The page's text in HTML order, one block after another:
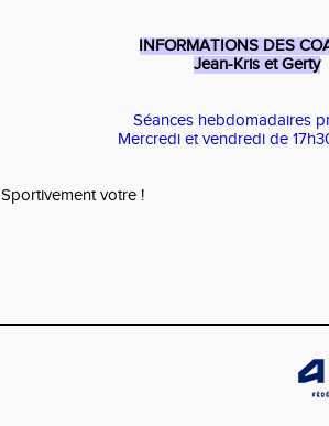
INFORMATIONS DES
Jean-Kris et Gerty
Séances hebdomadaires
Mercredi et vendredi de
Sportivement votre !